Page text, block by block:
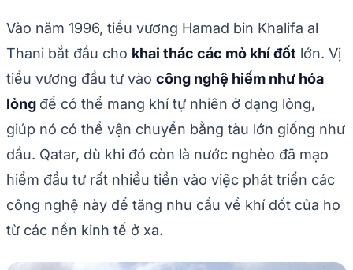
Vào năm 1996, tiểu vương Hamad bin Khalifa al
Thani bắt đầu cho khai thác các mỏ khí đốt lớn. Vị
tiểu vương đầu tư vào công nghệ hiếm như hóa
lỏng để có thể mang khí tự nhiên ở dạng lỏng,
giúp nó có thể vận chuyển bằng tàu lớn giống như
dầu. Qatar, dù khi đó còn là nước nghèo đã mạo
hiểm đầu tư rất nhiều tiền vào việc phát triển các
công nghệ này để tăng nhu cầu về khí đốt của họ
từ các nền kinh tế ở xa.